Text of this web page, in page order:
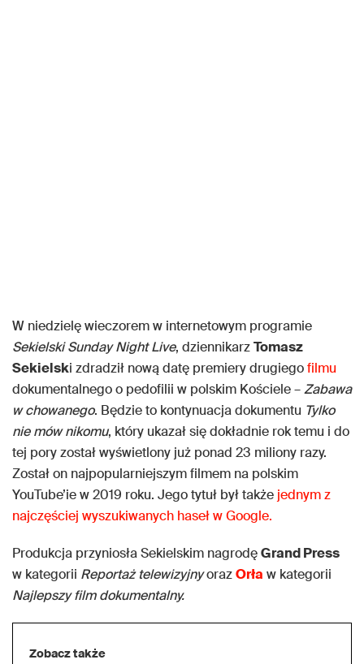
W niedzielę wieczorem w internetowym programie
Sekielski Sunday Night Live, dziennikarzTomasz
Sekielski zdradził nową datę premiery drugiegofilmu
dokumentalnego o pedofilii w polskim Kościele –Zabawa
w chowanego. Będzie to kontynuacja dokumentu Tylko
nie mów nikomu, który ukazał się dokładnie rok temu i do
tej pory został wyświetlony już ponad 23 miliony razy.
Został on najpopularniejszym filmem na polskim
YouTube’ie w 2019 roku. Jego tytuł był także jednym z
najczęściej wyszukiwanych haseł w Google.
Produkcja przyniosła Sekielskim nagrodęGrand Press
w kategorii Reportaż telewizyjnyorazOrła w kategorii
Najlepszy film dokumentalny.
Zobacz także